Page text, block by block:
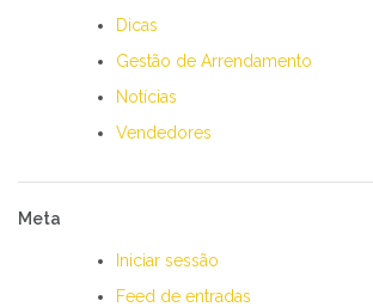
Dicas
Gestão de Arrendamento
Notícias
Vendedores
Meta
Iniciar sessão
Feed de entradas